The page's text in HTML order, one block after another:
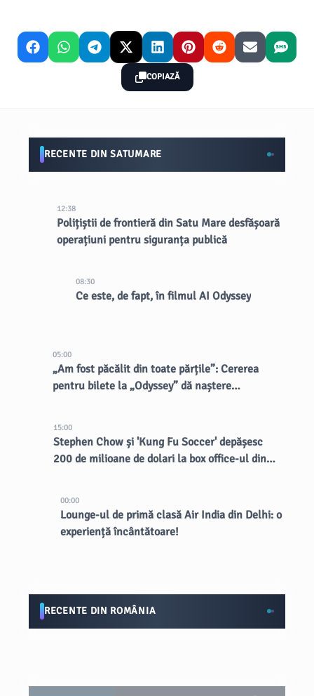
COPIAZĂ
RECENTE DIN SATUMARE
12:38
Polițiștii de frontieră din Satu Mare desfășoară
operațiuni pentru siguranța publică
08:30
Ce este, de fapt, în filmul AI Odyssey
05:00
„Am fost păcălit din toate părțile”: Cererea
pentru bilete la „Odyssey” dă naștere
15:00
Stephen Chow și 'Kung Fu Soccer' depășesc
200 de milioane de dolari la box office-ul din
00:00
Lounge-ul de primă clasă Air India din Delhi: o
experiență încântătoare!
RECENTE DIN ROMÂNIA